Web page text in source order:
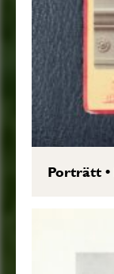
Porträtt•